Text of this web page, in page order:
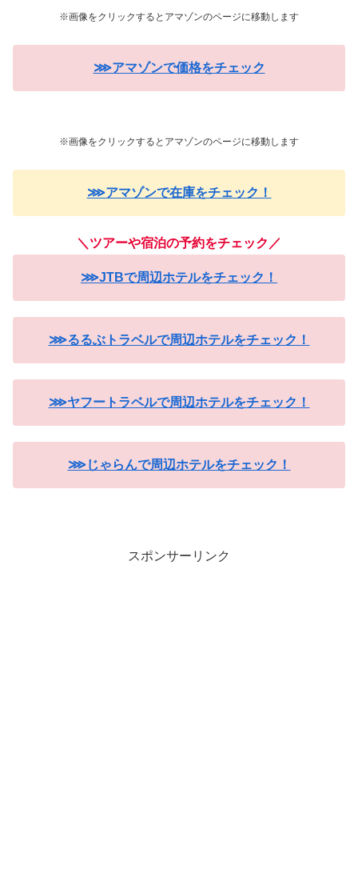
※画像をクリックするとアマゾンのページに移動します
⋙アマゾンで価格をチェック
※画像をクリックするとアマゾンのページに移動します
⋙アマゾンで在庫をチェック！
＼ツアーや宿泊の予約をチェック／
⋙JTBで周辺ホテルをチェック！
⋙るるぶトラベルで周辺ホテルをチェック！
⋙ヤフートラベルで周辺ホテルをチェック！
⋙じゃらんで周辺ホテルをチェック！
スポンサーリンク